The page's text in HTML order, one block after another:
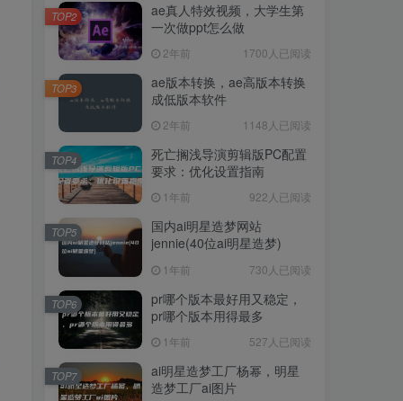
ae真人特效视频，大学生第
一次做ppt怎么做
2年前 1700人已阅读
TOP2
ae版本转换，ae高版本转换
成低版本软件
2年前 1148人已阅读
TOP3
死亡搁浅导演剪辑版PC配置
要求：优化设置指南
1年前 922人已阅读
TOP4
国内ai明星造梦网站
jennie(40位ai明星造梦)
1年前 730人已阅读
TOP5
pr哪个版本最好用又稳定，
pr哪个版本用得最多
1年前 527人已阅读
TOP6
ai明星造梦工厂杨幂，明星
造梦工厂ai图片
TOP7